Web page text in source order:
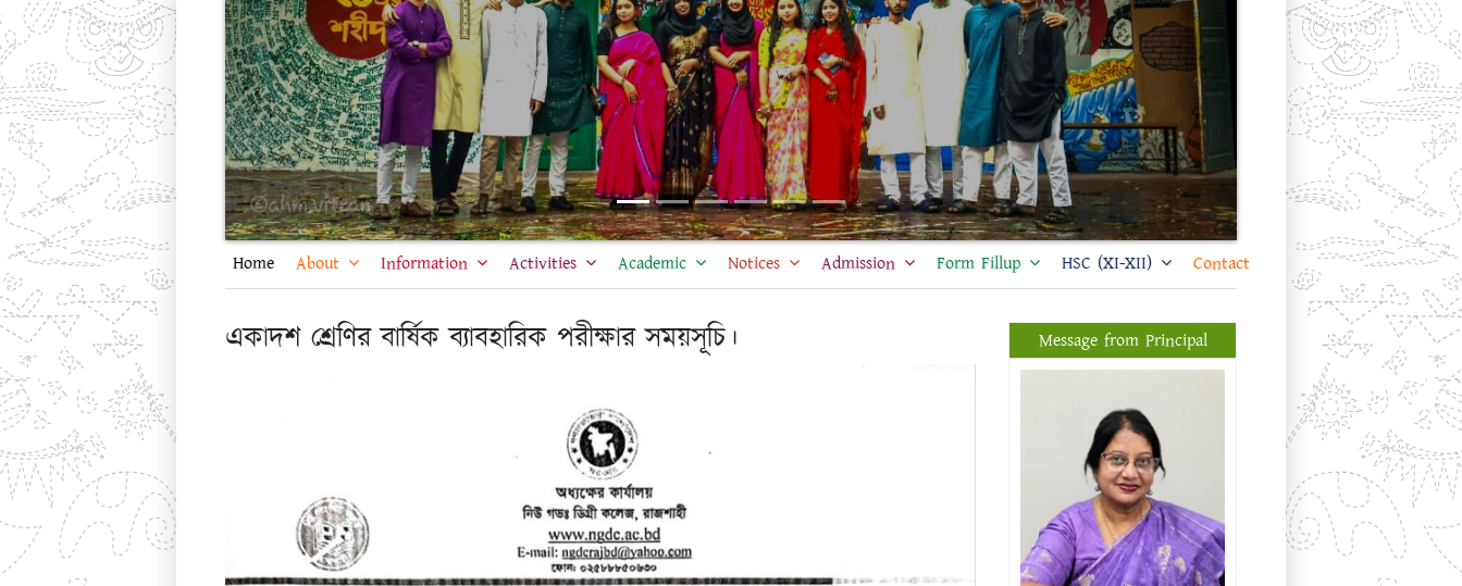
Home About Information Activities Academic Notices Admission Form Fillup HSC (XI-XII) Contact
একাদশ শ্রেণির বার্ষিক ব্যাবহারিক পরীক্ষার সময়সূচি। Message from Principal
প্রফেসর ড. শিখা সরকার
অধ্যক্ষ
View Details →